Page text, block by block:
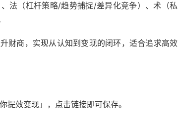
法（杠杆策略/趋势捕捉/差异化竞争）、术（私
财商，实现从认知到变现的闭环，适合追求高效
提效变现」，点击链接即可保存。